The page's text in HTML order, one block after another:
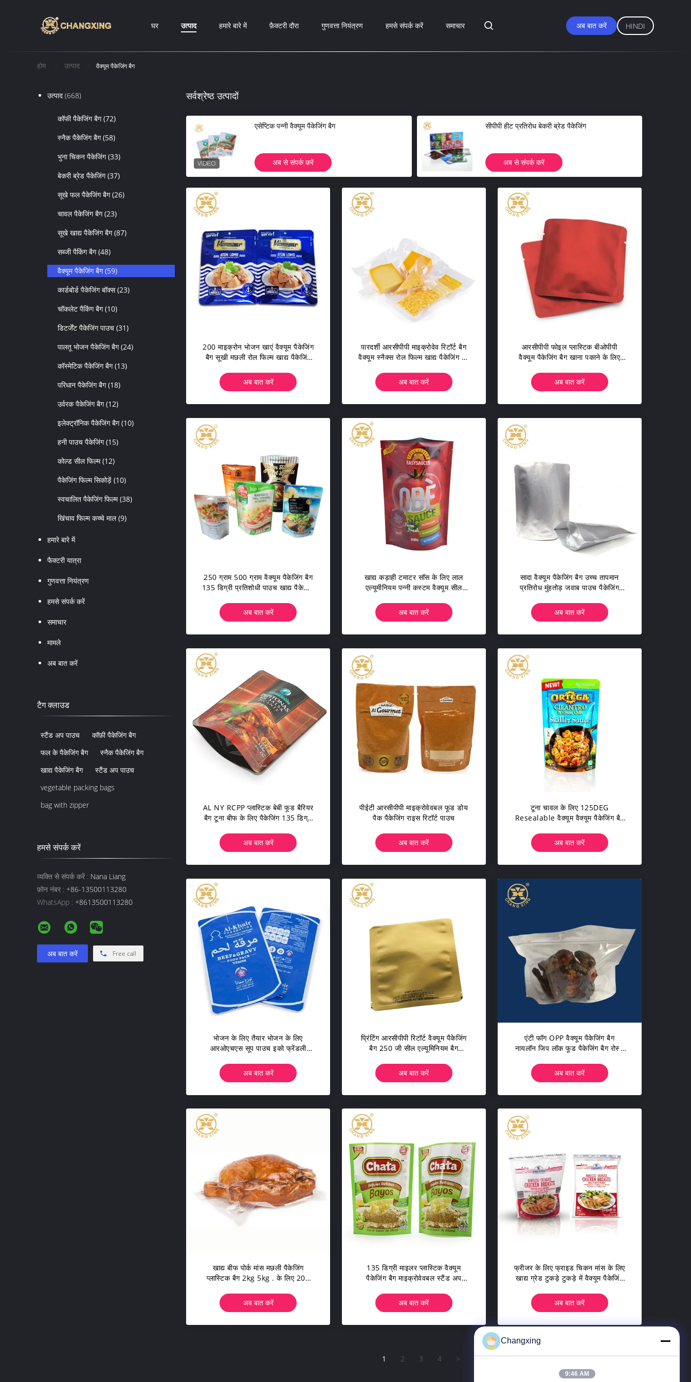
घर उत्पाद हमारे बारे में फ़ैक्टरी दौरा गुणवत्ता नियंत्रण हमसे संपर्क करें समाचार अब बात करें HINDI
होम उत्पाद वैक्यूम पैकेजिंग बैग
उत्पाद (668)
कॉफी पैकेजिंग बैग (72)
स्नैक पैकेजिंग बैग (58)
भुना चिकन पैकेजिंग (33)
बेकरी ब्रेड पैकेजिंग (37)
सूखे फल पैकेजिंग बैग (26)
चावल पैकेजिंग बैग (23)
सूखे खाद्य पैकेजिंग बैग (87)
सब्जी पैकिंग बैग (48)
वैक्यूम पैकेजिंग बैग (59)
कार्डबोर्ड पैकेजिंग बॉक्स (23)
चॉकलेट पैकिंग बैग (10)
डिटर्जेंट पैकेजिंग पाउच (31)
पालतू भोजन पैकेजिंग बैग (24)
कॉस्मेटिक पैकेजिंग बैग (13)
परिधान पैकेजिंग बैग (18)
उर्वरक पैकेजिंग बैग (12)
इलेक्ट्रॉनिक पैकेजिंग बैग (10)
हनी पाउच पैकेजिंग (15)
कोल्ड सील फिल्म (12)
पैकेजिंग फिल्म सिकोड़ें (10)
स्वचालित पैकेजिंग फिल्म (38)
खिंचाव फिल्म कच्चे माल (9)
हमारे बारे में
फैक्टरी यात्रा
गुणवत्ता नियंत्रण
हमसे संपर्क करें
समाचार
मामले
अब बात करें
टैग क्लाउड
स्टैंड अप पाउच
कॉफ़ी पैकेजिंग बैग
फल के पैकेजिंग बैग
स्नैक पैकेजिंग बैग
खाद्य पैकेजिंग बैग
स्टैंड अप पाउच
vegetable packing bags
bag with zipper
हमसे संपर्क करें
व्यक्ति से संपर्क करें : Nana Liang
फ़ोन नंबर : +86-13500113280
WhatsApp : +8613500113280
अब बात करें Free call
सर्वश्रेष्ठ उत्पादों
एसेप्टिक पन्नी वैक्यूम पैकेजिंग बैग
अब से संपर्क करें
सीपीपी हीट प्रतिरोध बेकरी ब्रेड पैकेजिंग
अब से संपर्क करें
200 माइक्रोन भोजन खाएं वैक्यूम पैकेजिंग
बैग सूखी मछली रोल फिल्म खाद्य पैकेजिंग
अब बात करें
पारदर्शी आरसीपीपी माइक्रोवेव रिटॉर्ट बैग
वैक्यूम स्नैक्स रोल फिल्म खाद्य पैकेजिंग बैग
अब बात करें
आरसीपीपी फोइल प्लास्टिक बीओपीपी
वैक्यूम पैकेजिंग बैग खाना पकाने के लिए
अब बात करें
250 ग्राम 500 ग्राम वैक्यूम पैकेजिंग बैग
135 डिग्री प्रतिशोधी पाउच खाद्य पैकेजिंग
अब बात करें
खाद्य कड़ाही टमाटर सॉस के लिए लाल
एल्यूमीनियम पन्नी कस्टम वैक्यूम सील
अब बात करें
सादा वैक्यूम पैकेजिंग बैग उच्च तापमान
प्रतिरोध मुंहतोड़ जवाब पाउच पैकेजिंग
अब बात करें
AL NY RCPP प्लास्टिक बेबी फूड बैरियर
बैग टूना बीफ के लिए पैकेजिंग 135 डिग्री
अब बात करें
पीईटी आरसीपीपी माइक्रोवेवबल फूड डोय
पैक पैकेजिंग राइस रिटॉर्ट पाउच
अब बात करें
टूना चावल के लिए 125DEG
Resealable वैक्यूम वैक्यूम पैकेजिंग बैग
अब बात करें
भोजन के लिए तैयार भोजन के लिए
आरओएचएस सूप पाउच इको फ्रेंडली
अब बात करें
प्रिंटिंग आरसीपीपी रिटॉर्ट वैक्यूम पैकेजिंग
बैग 250 जी सील एल्यूमिनियम बैग
अब बात करें
एंटी फॉग OPP वैक्यूम पैकेजिंग बैग
नायलॉन जिप लॉक फूड पैकेजिंग बैग रोस्ट
अब बात करें
खाद्य बीफ पोर्क मांस मछली पैकेजिंग
प्लास्टिक बैग 2kg 5kg . के लिए 200
अब बात करें
135 डिग्री माइलर प्लास्टिक वैक्यूम
पैकेजिंग बैग माइक्रोवेवबल स्टैंड अप
अब बात करें
फ्रीजर के लिए फ्राइड चिकन मांस के लिए
खाद्य ग्रेड टुकड़े टुकड़े में वैक्यूम पैकेजिंग
अब बात करें
1 2 3 4 >
Changxing
9:46 AM